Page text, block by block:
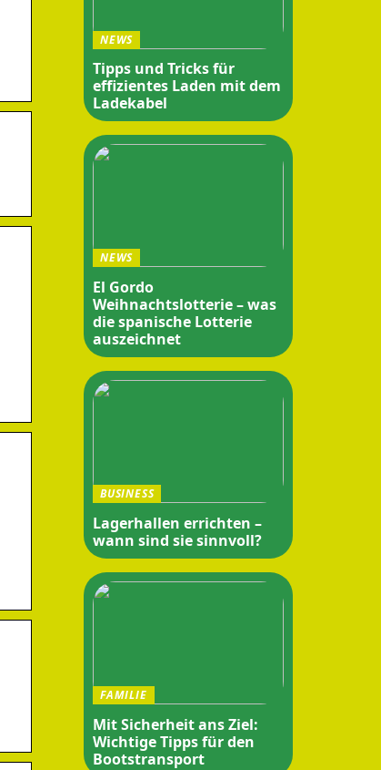
NEWS
Tipps und Tricks für
effizientes Laden mit dem
Ladekabel
NEWS
El Gordo
Weihnachtslotterie – was
die spanische Lotterie
auszeichnet
BUSINESS
Lagerhallen errichten –
wann sind sie sinnvoll?
FAMILIE
Mit Sicherheit ans Ziel:
Wichtige Tipps für den
Bootstransport